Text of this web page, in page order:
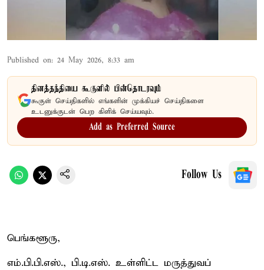
Published on: 24 May 2026, 8:33 am
தினத்தந்தியை கூகுளில் பின்தொடரவும்
கூகுள் செய்திகளில் எங்களின் முக்கியச் செய்திகளை
உடனுக்குடன் பெற கிளிக் செய்யவும்.
Add as Preferred Source
Follow Us
பெங்களூரு,
எம்.பி.பி.எஸ்., பி.டி.எஸ். உள்ளிட்ட மருத்துவப்